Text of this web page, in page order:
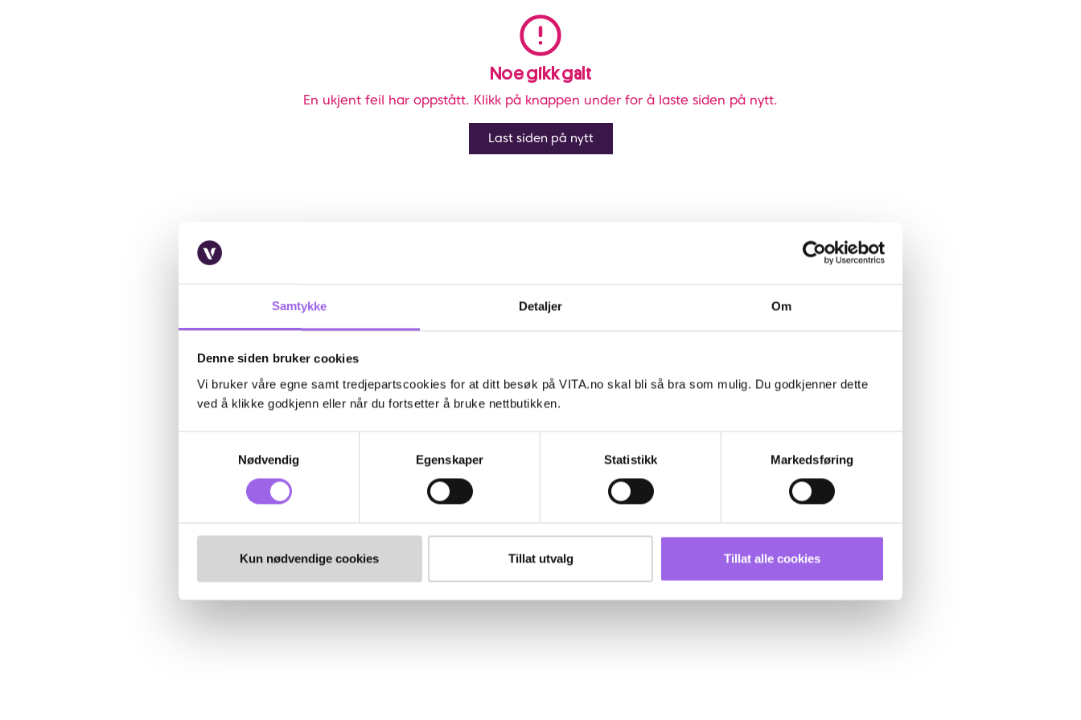
Samtykke Detaljer Om
Denne siden bruker cookies
Vi bruker våre egne samt tredjepartscookies for at ditt besøk på VITA.no skal bli så bra som mulig. Du godkjenner dette
ved å klikke godkjenn eller når du fortsetter å bruke nettbutikken.
Nødvendig
Egenskaper Statistikk Markedsføring
Kun nødvendige cookies Tillat utvalg Tillat alle cookies
Noe gikk galt
En ukjent feil har oppstått. Klikk på knappen under for å laste siden på nytt.
Last siden på nytt